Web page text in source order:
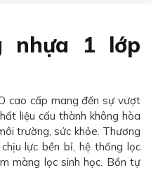
nhựa 1 lớp
cao cấp mang đến sự vượt
liệu cấu thành không hòa
trường, sức khỏe. Thương
lực bền bỉ, hệ thống lọc
màng lọc sinh học. Bồn tự